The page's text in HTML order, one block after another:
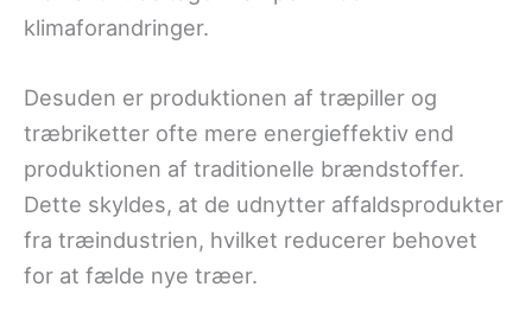
klimaforandringer.
Desuden er produktionen af træpiller og
træbriketter ofte mere energieffektiv end
produktionen af traditionelle brændstoffer.
Dette skyldes, at de udnytter affaldsprodukter
fra træindustrien, hvilket reducerer behovet
for at fælde nye træer.